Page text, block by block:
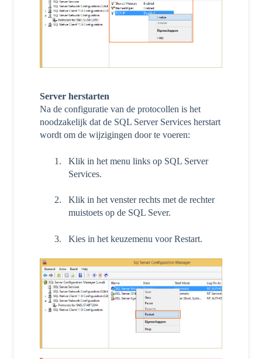
Server herstarten
Na de configuratie van de protocollen is het
noodzakelijk dat de SQL Server Services herstart
wordt om de wijzigingen door te voeren:
Klik in het menu links op SQL Server
Services.
Klik in het venster rechts met de rechter
muistoets op de SQL Sever.
Kies in het keuzemenu voor Restart.